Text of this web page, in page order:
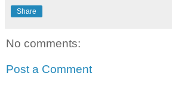
Share
No comments:
Post a Comment